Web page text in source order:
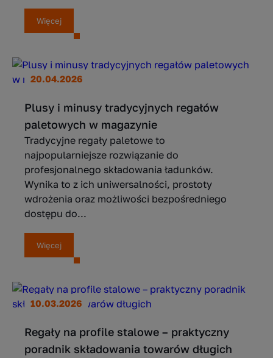
Więcej
20.04.2026
Plusy i minusy tradycyjnych regałów
paletowych w magazynie
Tradycyjne regały paletowe to
najpopularniejsze rozwiązanie do
profesjonalnego składowania ładunków.
Wynika to z ich uniwersalności, prostoty
wdrożenia oraz możliwości bezpośredniego
dostępu do...
Więcej
10.03.2026
Regały na profile stalowe – praktyczny
poradnik składowania towarów długich